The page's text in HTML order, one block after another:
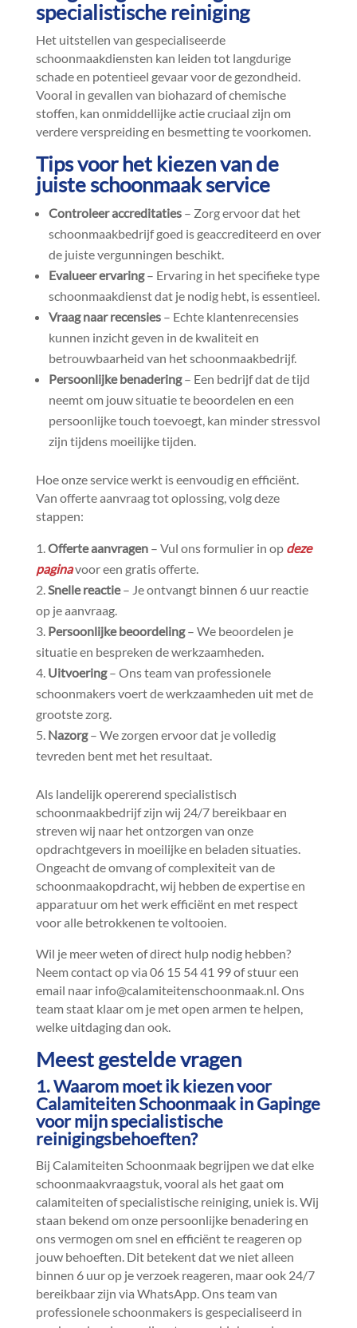
specialistische reiniging
Het uitstellen van gespecialiseerde
schoonmaakdiensten kan leiden tot langdurige
schade en potentieel gevaar voor de gezondheid.​
Vooral in gevallen van biohazard of chemische
stoffen, kan onmiddellijke actie cruciaal zijn om
verdere verspreiding en besmetting te voorkomen.​
Tips voor het kiezen van de
juiste schoonmaak service
Controleer accreditaties– Zorg ervoor dat het
schoonmaakbedrijf goed is geaccrediteerd en over
de juiste vergunningen beschikt.​
Evalueer ervaring– Ervaring in het specifieke type
schoonmaakdienst dat je nodig hebt, is essentieel.​
Vraag naar recensies– Echte klantenrecensies
kunnen inzicht geven in de kwaliteit en
betrouwbaarheid van het schoonmaakbedrijf.​
Persoonlijke benadering– Een bedrijf dat de tijd
neemt om jouw situatie te beoordelen en een
persoonlijke touch toevoegt, kan minder stressvol
zijn tijdens moeilijke tijden.​
Hoe onze service werkt is eenvoudig en efficiënt.​
Van offerte aanvraag tot oplossing, volg deze
stappen:
Offerte aanvragen– Vul ons formulier in op deze
paginavoor een gratis offerte.​
Snelle reactie– Je ontvangt binnen 6 uur reactie
op je aanvraag.​
Persoonlijke beoordeling– We beoordelen je
situatie en bespreken de werkzaamheden.​
Uitvoering– Ons team van professionele
schoonmakers voert de werkzaamheden uit met de
grootste zorg.​
Nazorg– We zorgen ervoor dat je volledig
tevreden bent met het resultaat.​
Als landelijk opererend specialistisch
schoonmaakbedrijf zijn wij 24/7 bereikbaar en
streven wij naar het ontzorgen van onze
opdrachtgevers in moeilijke en beladen situaties.​
Ongeacht de omvang of complexiteit van de
schoonmaakopdracht, wij hebben de expertise en
apparatuur om het werk efficiënt en met respect
voor alle betrokkenen te voltooien.​
Wil je meer weten of direct hulp nodig hebben?
Neem contact op via 06 15 54 41 99 of stuur een
email naar info@calamiteitenschoonmaak.​nl.​ Ons
team staat klaar om je met open armen te helpen,
welke uitdaging dan ook.​
Meest gestelde vragen
1.​ Waarom moet ik kiezen voor
Calamiteiten Schoonmaak in Gapinge
voor mijn specialistische
reinigingsbehoeften?
Bij Calamiteiten Schoonmaak begrijpen we dat elke
schoonmaakvraagstuk, vooral als het gaat om
calamiteiten of specialistische reiniging, uniek is.​ Wij
staan bekend om onze persoonlijke benadering en
ons vermogen om snel en efficiënt te reageren op
jouw behoeften.​ Dit betekent dat we niet alleen
binnen 6 uur op je verzoek reageren, maar ook 24/7
bereikbaar zijn via WhatsApp.​ Ons team van
professionele schoonmakers is gespecialiseerd in